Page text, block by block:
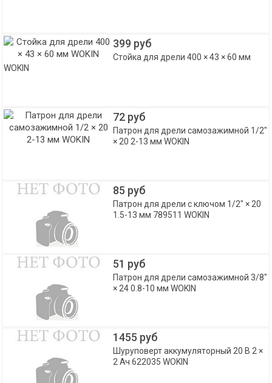
399 руб
Стойка для дрели 400 × 43 × 60 мм
WOKIN
72 руб
Патрон для дрели самозажимной 1/2"
× 20 2-13 мм WOKIN
85 руб
Патрон для дрели с ключом 1/2" × 20
1.5-13 мм 789511 WOKIN
51 руб
Патрон для дрели самозажимной 3/8"
× 24 0.8-10 мм WOKIN
1455 руб
Шуруповерт аккумуляторный 20 В 2 ×
2 Ач 622035 WOKIN